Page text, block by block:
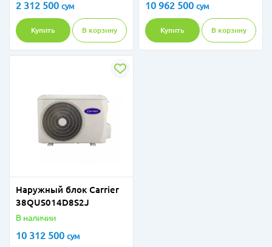
2 312 500 сум
Купить В корзину
10 962 500 сум
Купить В корзину
Наружный блок Carrier
38QUS014D8S2J
В наличии
10 312 500 сум